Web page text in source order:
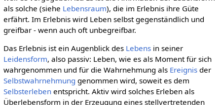
als solche (siehe Lebensraum), die im Erlebnis ihre Güte
erfährt. Im Erlebnis wird Leben selbst gegenständlich und
greifbar - wenn auch oft unbegreifbar.
Das Erlebnis ist ein Augenblick des Lebensin seiner
Leidensform, also passiv: Leben, wie es als Moment für sich
wahrgenommen und für die Wahrnehmung als Ereignisder
Selbstwahrnehmung genommen wird, soweit es dem
Selbsterlebenentspricht. Aktiv wird solches Erleben als
Überlebensform in der Erzeugung eines stellvertretenden